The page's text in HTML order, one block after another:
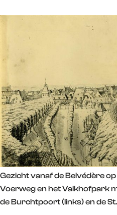
Gezicht vanaf de Belvédère
Voerweg en het Valkhofpark
de Burchtpoort (links) en de